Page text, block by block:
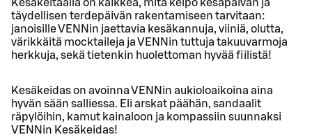
Kesäkeitaalla on kaikkea, mitä kelpo kesäpäivän ja
täydellisen terdepäivän rakentamiseen tarvitaan:
janoisille VENNin jaettavia kesäkannuja, viiniä, olutta,
värikkäitä mocktaileja ja VENNin tuttuja takuuvarmoja
herkkuja, sekä tietenkin huolettoman hyvää fiilistä!
Kesäkeidas on avoinna VENNin aukioloaikoina aina
hyvän sään salliessa. Eli arskat päähän, sandaalit
räpylöihin, kamut kainaloon ja kompassiin suunnaksi
VENNin Kesäkeidas!